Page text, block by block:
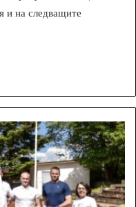
и на следващите